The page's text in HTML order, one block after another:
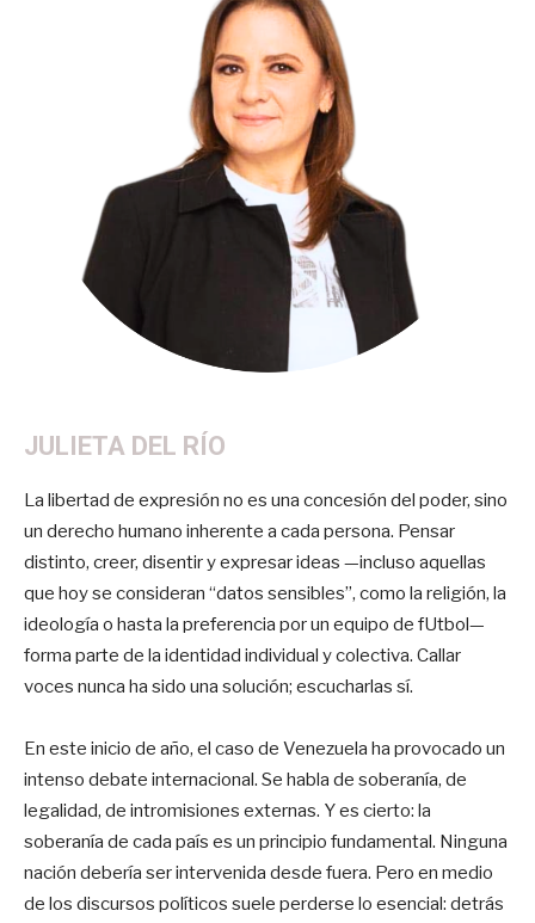
JULIETA DEL RÍO
La libertad de expresión no es una concesión del poder, sino
un derecho humano inherente a cada persona. Pensar
distinto, creer, disentir y expresar ideas —incluso aquellas
que hoy se consideran “datos sensibles”, como la religión, la
ideología o hasta la preferencia por un equipo de fUtbol—
forma parte de la identidad individual y colectiva. Callar
voces nunca ha sido una solución; escucharlas sí.
En este inicio de año, el caso de Venezuela ha provocado un
intenso debate internacional. Se habla de soberanía, de
legalidad, de intromisiones externas. Y es cierto: la
soberanía de cada país es un principio fundamental. Ninguna
nación debería ser intervenida desde fuera. Pero en medio
de los discursos políticos suele perderse lo esencial: detrás